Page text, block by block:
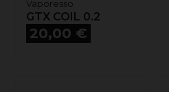
Vaporesso
GTX COIL 0.2
Prix
20,00 €